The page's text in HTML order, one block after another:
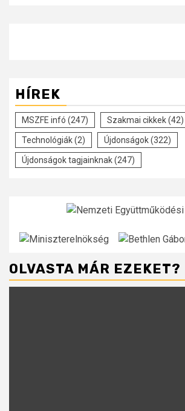
HÍREK
MSZFE infó (247) Szakmai cikkek(42)
Technológiák(2) Újdonságok(322)
Újdonságok tagjainknak(247)
OLVASTA MÁR EZEKET?